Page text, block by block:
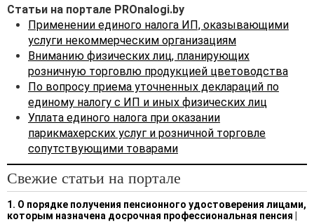
Статьи на портале PROnalogi.by
Применении единого налога ИП, оказывающими
услуги некоммерческим организациям
Вниманию физических лиц, планирующих
розничную торговлю продукцией цветоводства
По вопросу приема уточненных деклараций по
единому налогу с ИП и иных физических лиц
Уплата единого налога при оказании
парикмахерских услуг и розничной торговле
сопутствующими товарами
Свежие статьи на портале
1. О порядке получения пенсионного удостоверения лицами,
которым назначена досрочная профессиональная пенсия